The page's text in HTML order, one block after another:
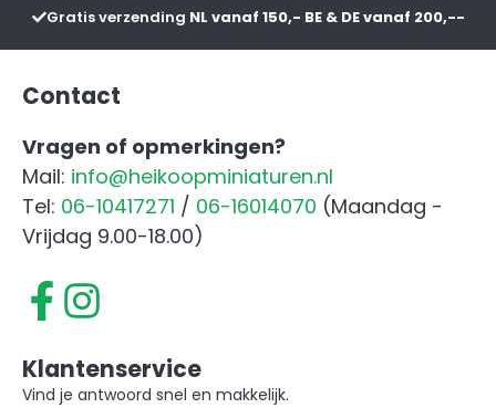
Gratis verzending NL vanaf 150,- BE & DE vanaf 200,--
Contact
Vragen of opmerkingen?
Mail: info@heikoopminiaturen.nl
Tel: 06-10417271 / 06-16014070 (Maandag -
Vrijdag 9.00-18.00)
Klantenservice
Vind je antwoord snel en makkelijk.